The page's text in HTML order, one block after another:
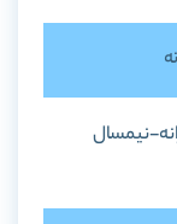
نيمسال